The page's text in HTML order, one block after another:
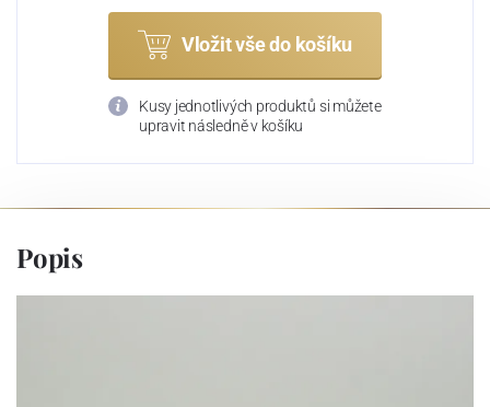
Vložit vše do košíku
Kusy jednotlivých produktů si můžete
upravit následně v košíku
Popis